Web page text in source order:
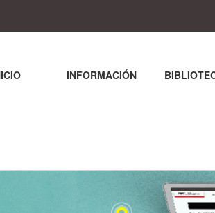
INFORMACIÓN